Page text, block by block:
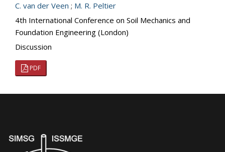
C. van der Veen ; M. R. Peltier
4th International Conference on Soil Mechanics and
Foundation Engineering (London)
Discussion
PDF